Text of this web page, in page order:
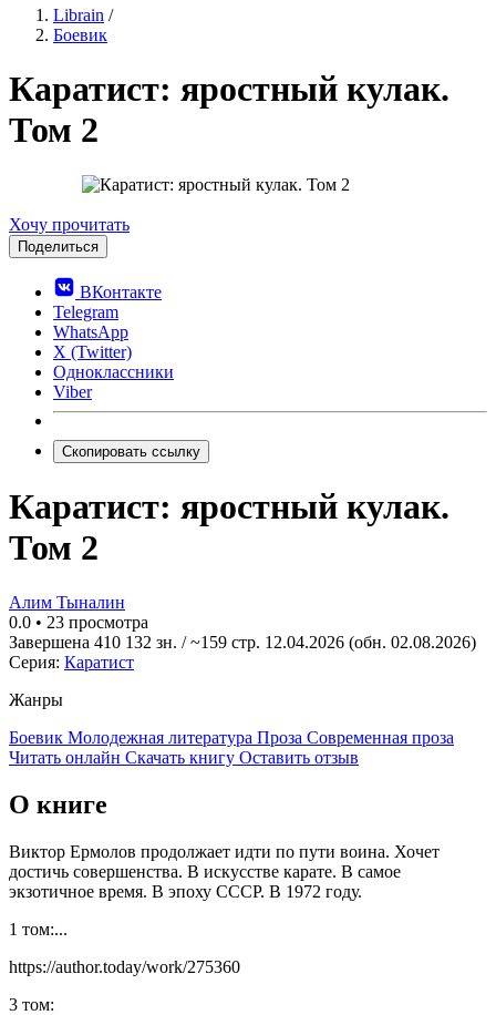
Librain /
Боевик
Каратист: яростный кулак.
Том 2
Хочу прочитать
Поделиться
ВКонтакте
Telegram
WhatsApp
X (Twitter)
Одноклассники
Viber
Скопировать ссылку
Каратист: яростный кулак.
Том 2
Алим Тыналин
0.0 • 23 просмотра
Завершена 410 132 зн. / ~159 стр. 12.04.2026 (обн. 02.08.2026)
Серия: Каратист
Жанры
Боевик Молодежная литература Проза Современная проза
Читать онлайн Скачать книгу Оставить отзыв
О книге
Виктор Ермолов продолжает идти по пути воина. Хочет
достичь совершенства. В искусстве карате. В самое
экзотичное время. В эпоху СССР. В 1972 году.
1 том:...
https://author.today/work/275360
3 том: